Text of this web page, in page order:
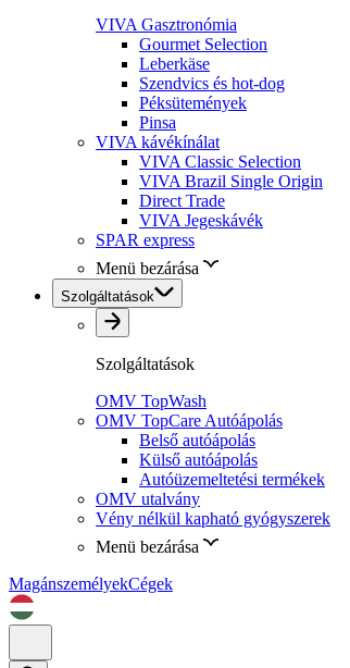
VIVA Gasztronómia
Gourmet Selection
Leberkäse
Szendvics és hot-dog
Péksütemények
Pinsa
VIVA kávékínálat
VIVA Classic Selection
VIVA Brazil Single Origin
Direct Trade
VIVA Jegeskávék
SPAR express
Menü bezárása
Szolgáltatások
Szolgáltatások
OMV TopWash
OMV TopCare Autóápolás
Belső autóápolás
Külső autóápolás
Autóüzemeltetési termékek
OMV utalvány
Vény nélkül kapható gyógyszerek
Menü bezárása
MagánszemélyekCégek